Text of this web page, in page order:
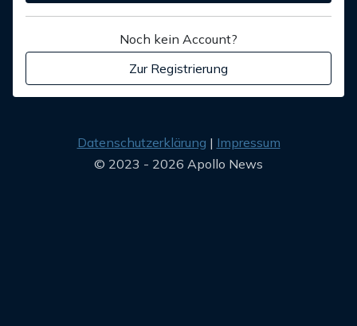
Noch kein Account?
Zur Registrierung
Datenschutzerklärung
Impressum
© 2023 - 2026 Apollo News